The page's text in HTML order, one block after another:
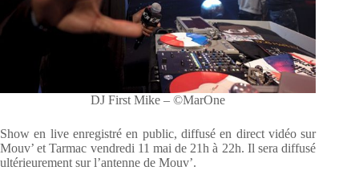
DJ First Mike – ©MarOne
Show en live enregistré en public, diffusé en direct vidéo sur
Mouv’ et Tarmac vendredi 11 mai de 21h à 22h. Il sera diffusé
ultérieurement sur l’antenne de Mouv’.